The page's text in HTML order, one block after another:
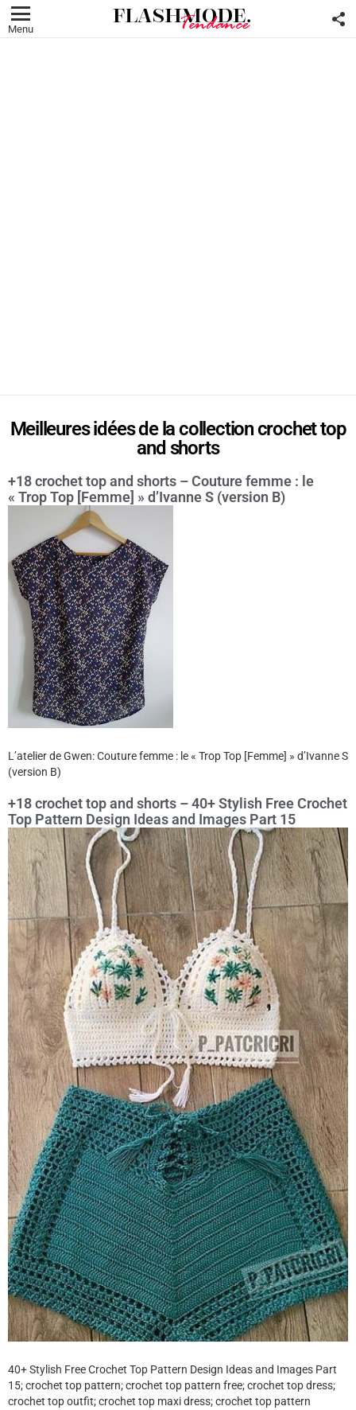
Menu
Meilleures idées de la collection crochet top
and shorts
+18 crochet top and shorts – Couture femme : le
« Trop Top [Femme] » d’Ivanne S (version B)
L’atelier de Gwen: Couture femme : le « Trop Top [Femme] » d’Ivanne S
(version B)
+18 crochet top and shorts – 40+ Stylish Free Crochet
Top Pattern Design Ideas and Images Part 15
40+ Stylish Free Crochet Top Pattern Design Ideas and Images Part
15; crochet top pattern; crochet top pattern free; crochet top dress;
crochet top outfit; crochet top maxi dress; crochet top pattern